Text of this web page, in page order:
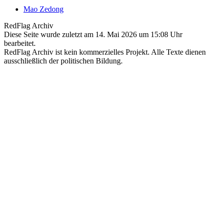
Mao Zedong
RedFlag Archiv
Diese Seite wurde zuletzt am 14. Mai 2026 um 15:08 Uhr
bearbeitet.
RedFlag Archiv ist kein kommerzielles Projekt. Alle Texte dienen
ausschließlich der politischen Bildung.